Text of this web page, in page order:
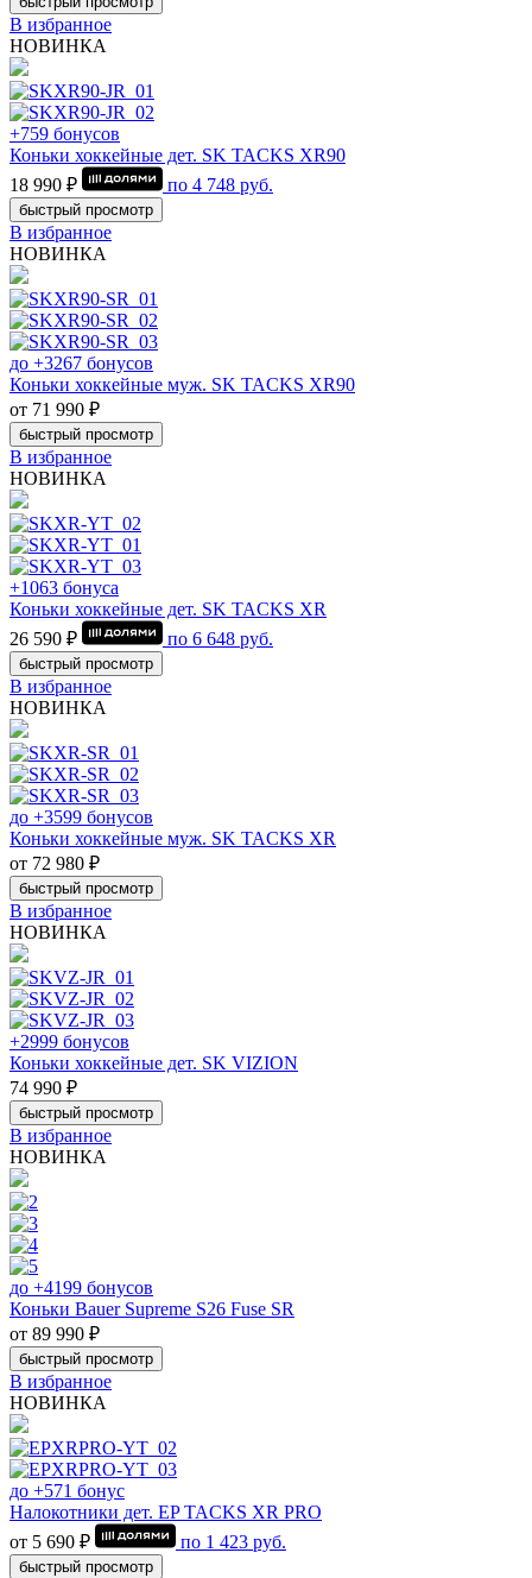
В избранное
НОВИНКА
+759 бонусов
Коньки хоккейные дет. SK TACKS XR90
18 990 ₽
по 4 748 руб.
быстрый просмотр
В избранное
НОВИНКА
до +3267 бонусов
Коньки хоккейные муж. SK TACKS XR90
от 71 990 ₽
быстрый просмотр
В избранное
НОВИНКА
+1063 бонуса
Коньки хоккейные дет. SK TACKS XR
26 590 ₽
по 6 648 руб.
быстрый просмотр
В избранное
НОВИНКА
до +3599 бонусов
Коньки хоккейные муж. SK TACKS XR
от 72 980 ₽
быстрый просмотр
В избранное
НОВИНКА
+2999 бонусов
Коньки хоккейные дет. SK VIZION
74 990 ₽
быстрый просмотр
В избранное
НОВИНКА
до +4199 бонусов
Коньки Bauer Supreme S26 Fuse SR
от 89 990 ₽
быстрый просмотр
В избранное
НОВИНКА
до +571 бонус
Налокотники дет. EP TACKS XR PRO
от 5 690 ₽
по 1 423 руб.
быстрый просмотр